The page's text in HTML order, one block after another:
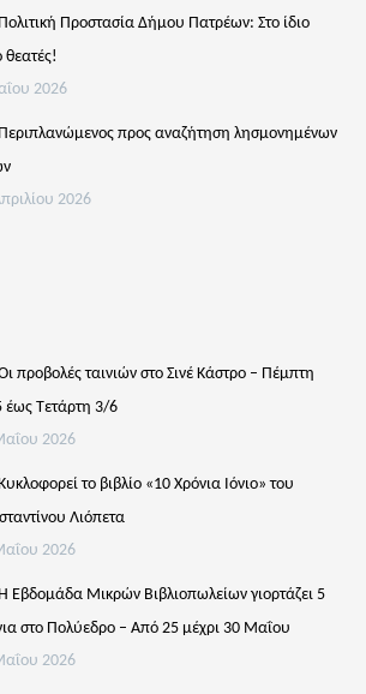
Πολιτική Προστασία Δήμου Πατρέων: Στο ίδιο
θεατές!
2026
Περιπλανώμενος προς αναζήτηση λησμονημένων
2026
προβολές ταινιών στο Σινέ Κάστρο – Πέμπτη
έως Τετάρτη 3/6
2026
το βιβλίο «10 Χρόνια Ιόνιο» του
Λιόπετα
2026
Η Εβδομάδα Μικρών Βιβλιοπωλείων γιορτάζει 5
στο Πολύεδρο – Από 25 μέχρι 30 Μαΐου
2026